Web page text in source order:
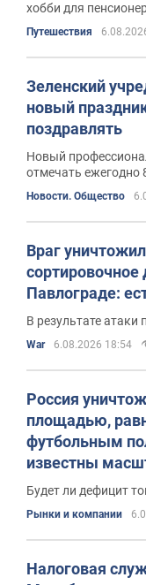
хобби для
Путешествия
Зеленский
новый
поздравлять
Новый
отмечать ежегодно
Новости. Общество
Враг
Павлограде:
В результате атаки
War 6.08.2026 18:54
Россия
площадью,
футбольным
известны
украинского
Будет ли дефицит
Рынки и компании
Налоговая